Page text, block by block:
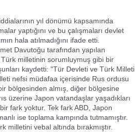
yıl dönümü kapsamında
yaptığını ve bu çalışmaları devlet
hala atılmadığını ifade etti.
Davutoğu tarafından yapılan
milletinin sorumluymuş gibi bir
kaydetti: "Tür Devleti ve Türk Milleti
nefsi müdafaa içerisinde Rus ordusu
bölgesinden almış, diğer bölgesine
üzerine Japon vatandaşlar yaşadıkları
fark yoktur. Tek fark ABD, Japon
ise toplama kampında tutmamıştır.
vebal altında bırakmıştır.